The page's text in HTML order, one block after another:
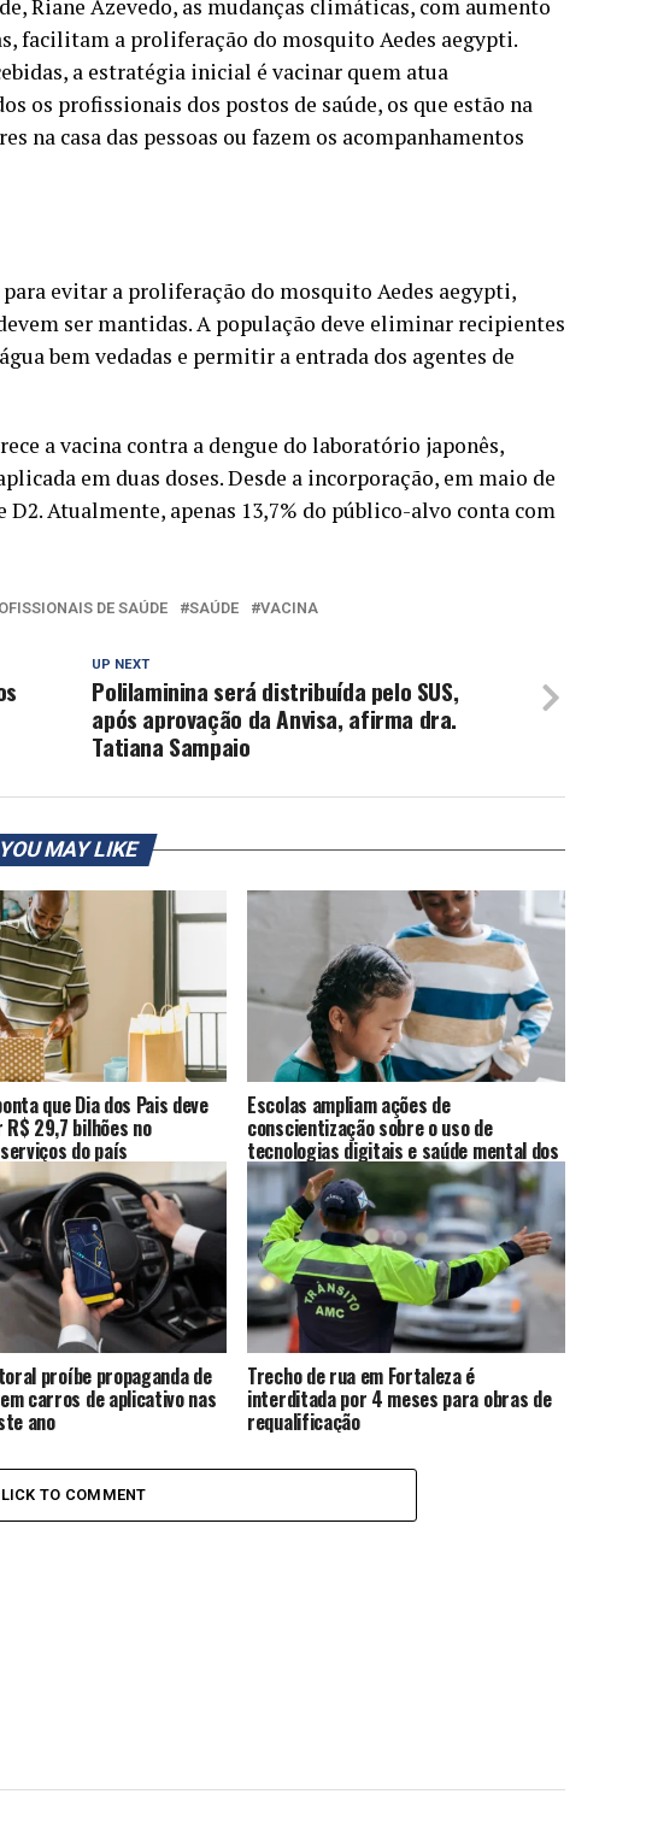
Riane Azevedo, as mudanças climáticas, com aumento
facilitam a proliferação do mosquito Aedes aegypti.
a estratégia inicial é vacinar quem atua
os profissionais dos postos de saúde, os que estão na
na casa das pessoas ou fazem os acompanhamentos
evitar a proliferação do mosquito Aedes aegypti,
ser mantidas. A população deve eliminar recipientes
bem vedadas e permitir a entrada dos agentes de
a vacina contra a dengue do laboratório japonês,
em duas doses. Desde a incorporação, em maio de
D2. Atualmente, apenas 13,7% do público-alvo conta com
DE SAÚDE SAÚDE VACINA
UP NEXT
Polilaminina será distribuída pelo SUS,
após aprovação da Anvisa, afirma dra.
Tatiana Sampaio
YOU MAY LIKE
que Dia dos Pais deve
29,7 bilhões no
do país
Escolas ampliam ações de
conscientização sobre o uso de
tecnologias digitais e saúde mental dos
alunos
proíbe propaganda de
carros de aplicativo nas
ano
Trecho de rua em Fortaleza é
interditada por 4 meses para obras de
requalificação
TO COMMENT